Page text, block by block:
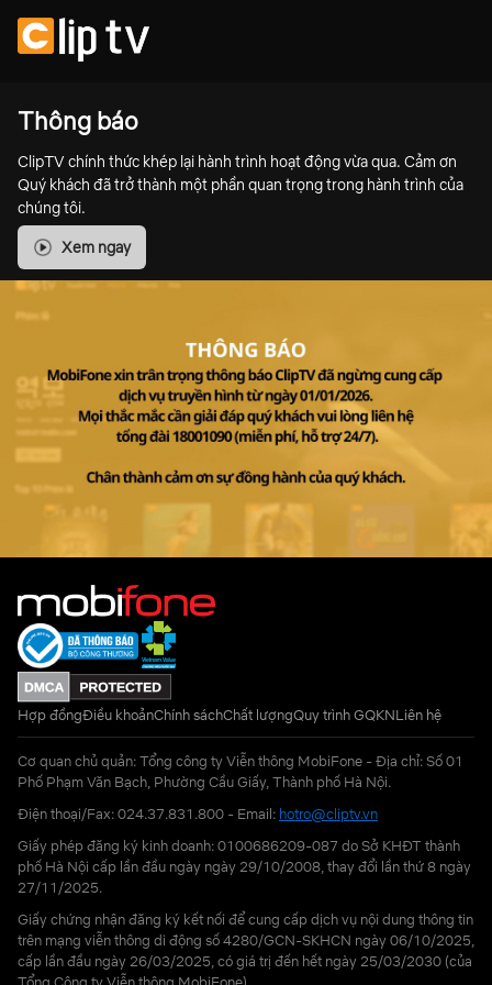
Thông báo
ClipTV chính thức khép lại hành trình hoạt động vừa qua. Cảm ơn
Quý khách đã trở thành một phần quan trọng trong hành trình của
chúng tôi.
Xem ngay
Hợp đồngĐiều khoảnChính sáchChất lượngQuy trình GQKNLiên hệ
Cơ quan chủ quản: Tổng công ty Viễn thông MobiFone - Địa chỉ: Số 01
Phố Phạm Văn Bạch, Phường Cầu Giấy, Thành phố Hà Nội.
Điện thoại/Fax: 024.37.831.800 - Email: hotro@cliptv.vn
Giấy phép đăng ký kinh doanh: 0100686209-087 do Sở KHĐT thành
phố Hà Nội cấp lần đầu ngày ngày 29/10/2008, thay đổi lần thứ 8 ngày
27/11/2025.
Giấy chứng nhận đăng ký kết nối để cung cấp dịch vụ nội dung thông tin
trên mạng viễn thông di động số 4280/GCN-SKHCN ngày 06/10/2025,
cấp lần đầu ngày 26/03/2025, có giá trị đến hết ngày 25/03/2030 (của